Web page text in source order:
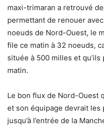
maxi-trimaran a retrouvé
permettant de renouer
noeuds de Nord-Ouest, le
file ce matin à 32 noeuds,
située à 500 milles et
matin.
Le bon flux de Nord-Ouest
et son équipage devrait
jusqu’à l’entrée de la